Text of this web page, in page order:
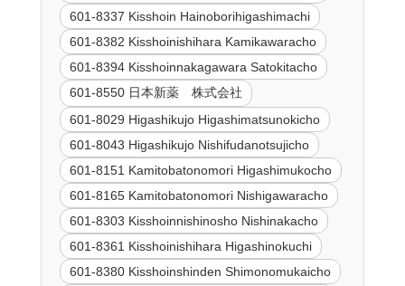
601-8337 Kisshoin Hainoborihigashimachi
601-8382 Kisshoinishihara Kamikawaracho
601-8394 Kisshoinnakagawara Satokitacho
601-8550 日本新薬 株式会社
601-8029 Higashikujo Higashimatsunokicho
601-8043 Higashikujo Nishifudanotsujicho
601-8151 Kamitobatonomori Higashimukocho
601-8165 Kamitobatonomori Nishigawaracho
601-8303 Kisshoinnishinosho Nishinakacho
601-8361 Kisshoinishihara Higashinokuchi
601-8380 Kisshoinshinden Shimonomukaicho